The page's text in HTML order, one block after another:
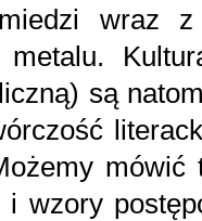
wraz z
są
mówić
wzory